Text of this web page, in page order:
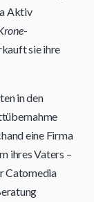
Aktiv
-
sie ihre
in den
eine Firma
ihres Vaters –
Catomedia